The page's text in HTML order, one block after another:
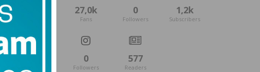
27,0k
Fans
0
Followers
1,2k
Subscribers
0
Followers
577
Readers